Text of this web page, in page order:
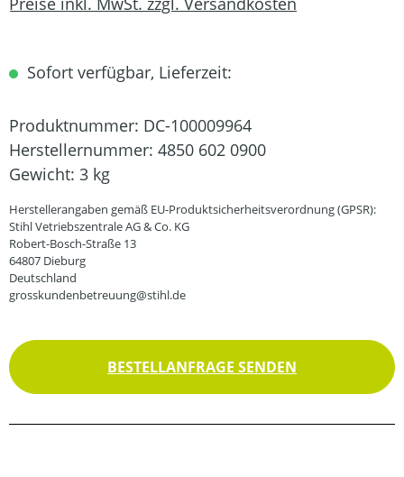
Sofort verfügbar, Lieferzeit:
Produktnummer: DC-100009964
Herstellernummer: 4850 602 0900
Gewicht: 3 kg
Herstellerangaben gemäß EU-Produktsicherheitsverordnung (GPSR):
Stihl Vetriebszentrale AG & Co. KG
Robert-Bosch-Straße 13
64807 Dieburg
Deutschland
grosskundenbetreuung@stihl.de
BESTELLANFRAGE SENDEN